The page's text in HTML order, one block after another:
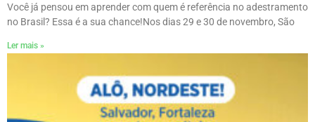
Você já pensou em aprender com quem é referência no adestramento
no Brasil? Essa é a sua chance!ㅤNos dias 29 e 30 de novembro, São
Ler mais »